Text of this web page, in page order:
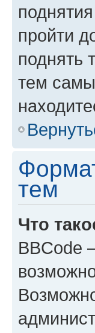
пройти
поднять
тем
тем
Что
BBCode